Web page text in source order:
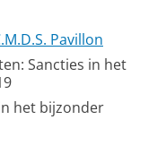
Pavillon
Sancties in het
het bijzonder